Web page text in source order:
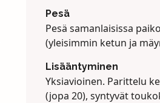
Pesä
Pesä samanlaisissa
(yleisimmin ketun ja
Lisääntyminen
Yksiavioinen. Parittelu
(jopa 20), syntyvät